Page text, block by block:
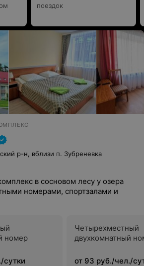
поездок
р-н, вблизи п. Зубреневка
в сосновом лесу у озера
номерами, спортзалами и
номер
сутки
Четырехместный
двухкомнатный
от 93 руб./чел./